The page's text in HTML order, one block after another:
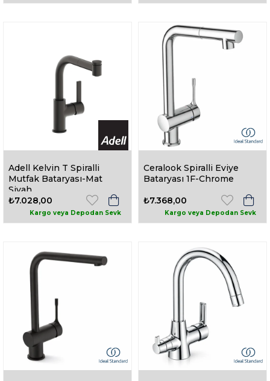
Adell Kelvin T Spiralli
Mutfak Bataryası-Mat
Siyah
₺7.028,00
Ceralook Spiralli Eviye
Bataryası 1F-Chrome
₺7.368,00